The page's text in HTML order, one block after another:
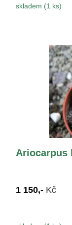
skladem (1 ks)
Ariocarpus
1 150,- Kč